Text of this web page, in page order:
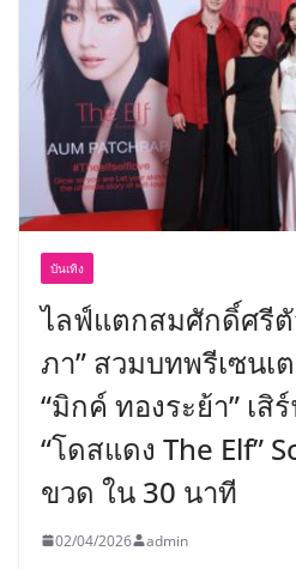
บันเทิง
ไลฟ์แตกสมศักดิ์ศรีตั
ภา” สวมบทพรีเซนเ
“มิกค์ ทองระย้า” เ
“โดสแดง The Elf”
ขวด ใน 30 นาที
02/04/2026 admin